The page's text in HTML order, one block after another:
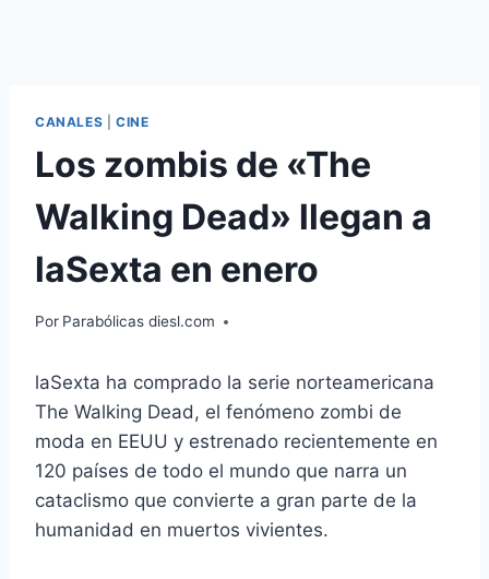
CANALES CINE
Los zombis de «The
Walking Dead» llegan a
laSexta en enero
Por Parabólicas diesl.com
laSexta ha comprado la serie norteamericana
The Walking Dead, el fenómeno zombi de
moda en EEUU y estrenado recientemente en
120 países de todo el mundo que narra un
cataclismo que convierte a gran parte de la
humanidad en muertos vivientes.